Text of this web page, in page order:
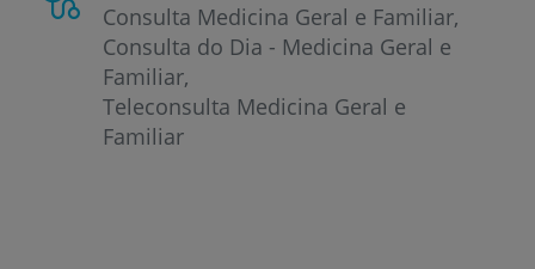
Consulta Medicina Geral e Familiar
Consulta do Dia - Medicina Geral e
Familiar
Teleconsulta Medicina Geral e
Familiar